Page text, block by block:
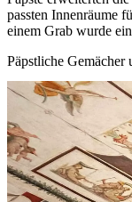
passten Innenräume
einem Grab wurde
Päpstliche Gemächer